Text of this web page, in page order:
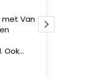
met Van
Ook